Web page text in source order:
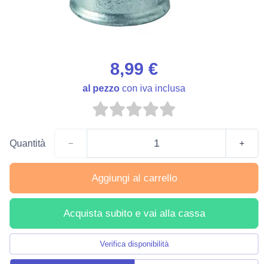
8,99 €
al pezzo con iva inclusa
Quantità − +
Aggiungi al carrello
Acquista subito e vai alla cassa
Verifica disponibilità